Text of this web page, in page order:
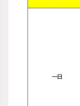
一日